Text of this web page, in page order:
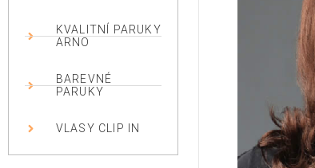
KVALITNÍ PARUKY
ARNO
BAREVNÉ
PARUKY
VLASY CLIP IN